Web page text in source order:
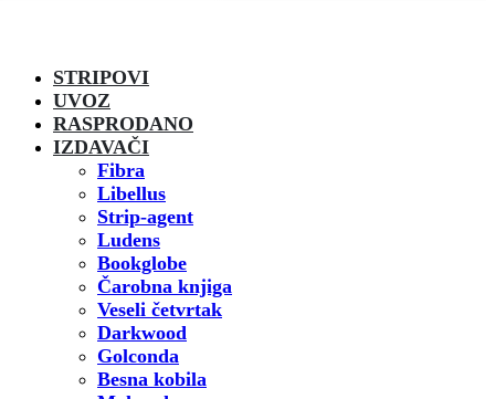
STRIPOVI
UVOZ
RASPRODANO
IZDAVAČI
Fibra
Libellus
Strip-agent
Ludens
Bookglobe
Čarobna knjiga
Veseli četvrtak
Darkwood
Golconda
Besna kobila